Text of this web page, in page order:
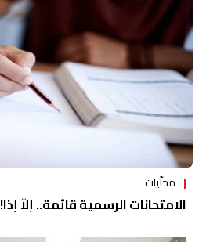
محلّيات
الامتحانات الرسمية قائمة.. إلاّ إذا!